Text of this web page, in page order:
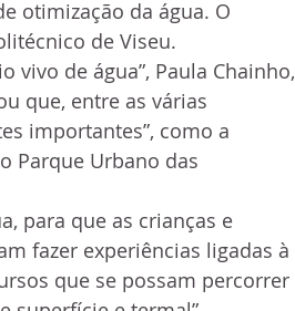
otimização da água. O
de Viseu.
vivo de água”, Paula Chainho,
que, entre as várias
importantes”, como a
Parque Urbano das
para que as crianças e
fazer experiências ligadas à
que se possam percorrer